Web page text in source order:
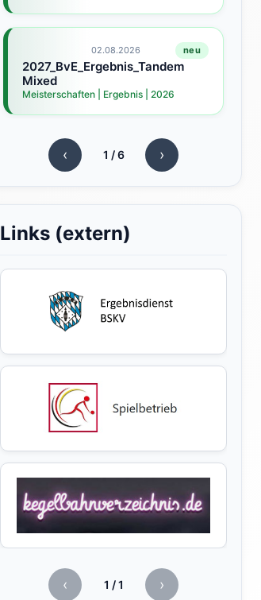
02.08.2026 neu
2027_BvE_Ergebnis_Tandem
Mixed
Meisterschaften | Ergebnis | 2026
‹ 1 /6 ›
Links (extern)
‹ 1 /1 ›